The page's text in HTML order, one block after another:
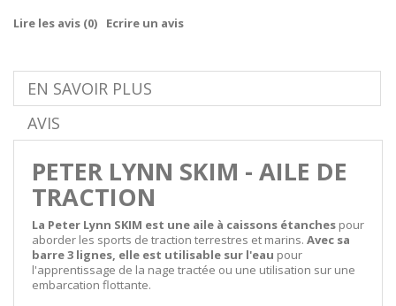
Lire les avis (0) Ecrire un avis
EN SAVOIR PLUS
AVIS
PETER LYNN SKIM - AILE DE
TRACTION
La Peter Lynn SKIM est une aile à caissons étanches pour
aborder les sports de traction terrestres et marins. Avec sa
barre 3 lignes, elle est utilisable sur l'eau pour
l'apprentissage de la nage tractée ou une utilisation sur une
embarcation flottante.